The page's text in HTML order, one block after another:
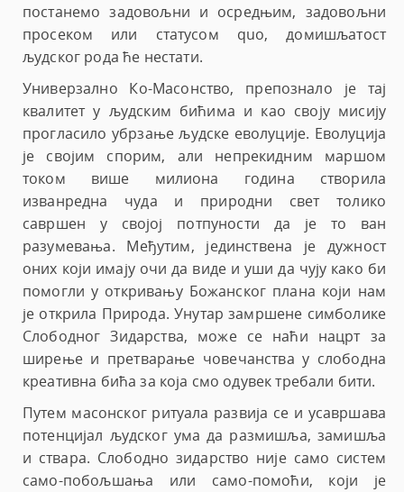
постанемо задовољни и осредњим, задовољни
просеком или статусом quo, домишљатост
људског рода ће нестати.
Универзално Ко-Масонство, препознало је тај
квалитет у људским бићима и као своју мисију
прогласило убрзање људске еволуције. Еволуција
је својим спорим, али непрекидним маршом
током више милиона година створила
изванредна чуда и природни свет толико
савршен у својој потпуности да је то ван
разумевања. Међутим, јединствена је дужност
оних који имају очи да виде и уши да чују како би
помогли у откривању Божанског плана који нам
је открила Природа. Унутар замршене симболике
Слободног Зидарства, може се наћи нацрт за
ширење и претварање човечанства у слободна
креативна бића за која смо одувек требали бити.
Путем масонског ритуала развија се и усавршава
потенцијал људског ума да размишља, замишља
и ствара. Слободно зидарство није само систем
само-побољшања или само-помоћи, који је